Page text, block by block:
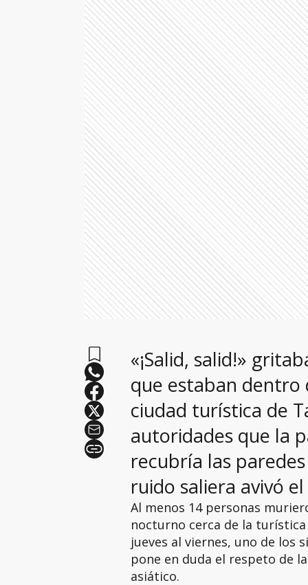
«¡Salid, salid!»
que estaban dentro
ciudad turística de
autoridades que la
recubría las
ruido saliera avivó
Al menos 14 personas
nocturno cerca de la
jueves al viernes, uno de los
pone en duda el respeto de
asiático.